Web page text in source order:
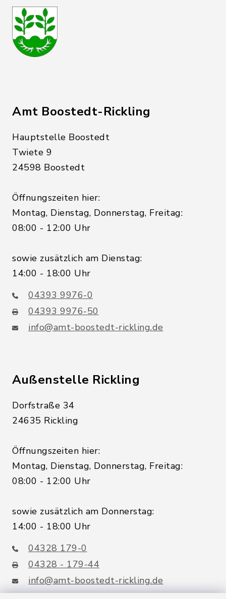
Amt Boostedt-Rickling
Hauptstelle Boostedt
Twiete 9
24598 Boostedt
Öffnungszeiten hier:
Montag, Dienstag, Donnerstag, Freitag:
08:00 - 12:00 Uhr
sowie zusätzlich am Dienstag:
14:00 - 18:00 Uhr
04393 9976-0
04393 9976-50
info@amt-boostedt-rickling.de
Außenstelle Rickling
Dorfstraße 34
24635 Rickling
Öffnungszeiten hier:
Montag, Dienstag, Donnerstag, Freitag:
08:00 - 12:00 Uhr
sowie zusätzlich am Donnerstag:
14:00 - 18:00 Uhr
04328 179-0
04328 - 179-44
info@amt-boostedt-rickling.de